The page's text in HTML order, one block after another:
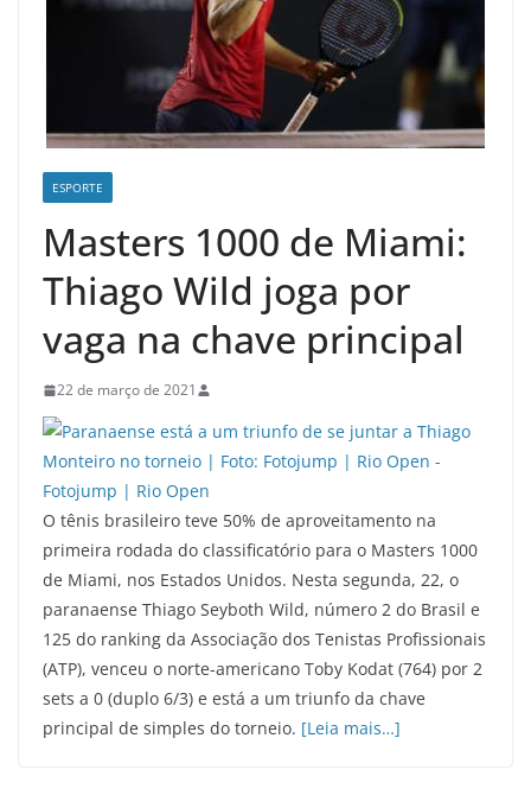
ESPORTE
Masters 1000 de Miami:
Thiago Wild joga por
vaga na chave principal
22 de março de 2021
O tênis brasileiro teve 50% de aproveitamento na
primeira rodada do classificatório para o Masters 1000
de Miami, nos Estados Unidos. Nesta segunda, 22, o
paranaense Thiago Seyboth Wild, número 2 do Brasil e
125 do ranking da Associação dos Tenistas Profissionais
(ATP), venceu o norte-americano Toby Kodat (764) por 2
sets a 0 (duplo 6/3) e está a um triunfo da chave
principal de simples do torneio. [Leia mais…]